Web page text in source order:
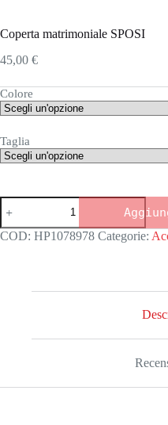
Coperta matrimoniale SPOSI
45,00 €
Colore
Taglia
Coperta
matrimoniale
SPOSI
quantità
COD: HP1078978 Categorie: